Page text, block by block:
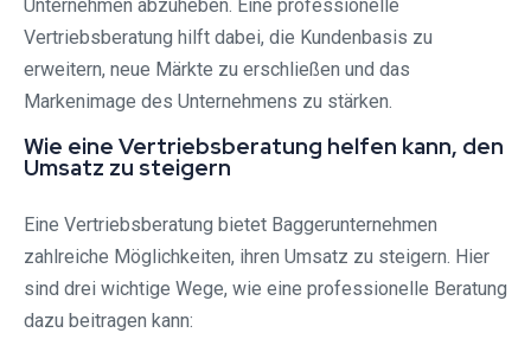
Unternehmen abzuheben. Eine professionelle
Vertriebsberatung hilft dabei, die Kundenbasis zu
erweitern, neue Märkte zu erschließen und das
Markenimage des Unternehmens zu stärken.
Wie eine Vertriebsberatung helfen kann, den
Umsatz zu steigern
Eine Vertriebsberatung bietet Baggerunternehmen
zahlreiche Möglichkeiten, ihren Umsatz zu steigern. Hier
sind drei wichtige Wege, wie eine professionelle Beratung
dazu beitragen kann: